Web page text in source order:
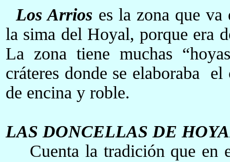
Los Arrios es la zona que
la sima del Hoyal, porque era
La zona tiene muchas
cráteres donde se elaboraba
de encina y roble.
LAS DONCELLAS DE
Cuenta la tradición que en